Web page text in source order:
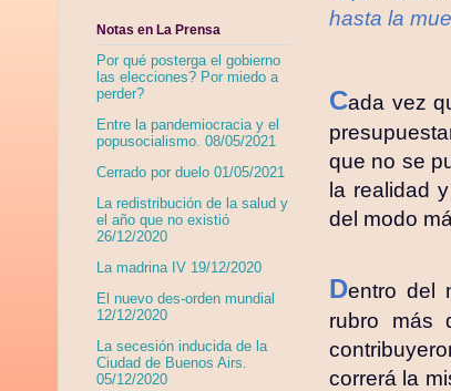
hasta la
Cada vez
que no se
la realidad
del modo
Dentro del
rubro más
correrá la
Notas en La Prensa
Por qué posterga el gobierno
las elecciones? Por miedo a
perder?
Entre la pandemiocracia y el
popusocialismo. 08/05/2021
Cerrado por duelo 01/05/2021
La redistribución de la salud y
el año que no existió
26/12/2020
La madrina IV 19/12/2020
El nuevo des-orden mundial
12/12/2020
La secesión inducida de la
Ciudad de Buenos Airs.
05/12/2020